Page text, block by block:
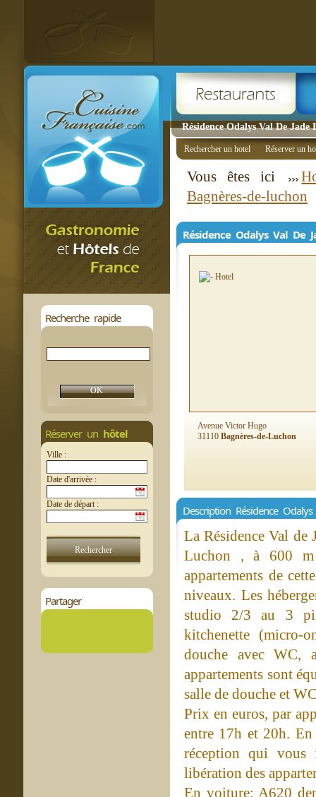
Résidence Odalys Val De Jade
Recherche rapide
Réserver un hôtel
Ville :
Date d'arrivée :
Date de départ :
Partager
Rechercher un hotel Réserver un
Vous êtes ici
Bagnères-de-luchon
Résidence Odalys Val De
Avenue Victor Hugo
31110 Bagnères-de-Luchon
Description Résidence
La Résidence Val de
Luchon , à 600 m
appartements de
niveaux. Les
studio 2/3 au 3
kitchenette (micro-
douche avec WC,
appartements sont
salle de douche et
Prix en euros, par
entre 17h et 20h.
réception qui vous
libération des
En voiture: A620